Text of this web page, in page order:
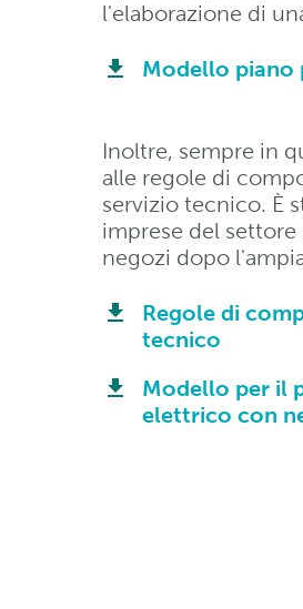
l'elaborazione di
Modello piano
Inoltre, sempre in
alle regole di
servizio tecnico. È
imprese del
negozi dopo
Regole di
tecnico
Modello per il
elettrico con